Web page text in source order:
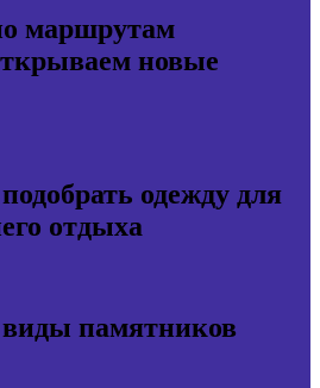
маршрутам
новые
одежду для
отдыха
памятников